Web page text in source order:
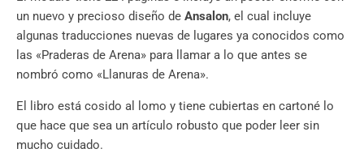
un nuevo y precioso diseño de Ansalon, el cual incluye
algunas traducciones nuevas de lugares ya conocidos como
las «Praderas de Arena» para llamar a lo que antes se
nombró como «Llanuras de Arena».
El libro está cosido al lomo y tiene cubiertas en cartoné lo
que hace que sea un artículo robusto que poder leer sin
mucho cuidado.